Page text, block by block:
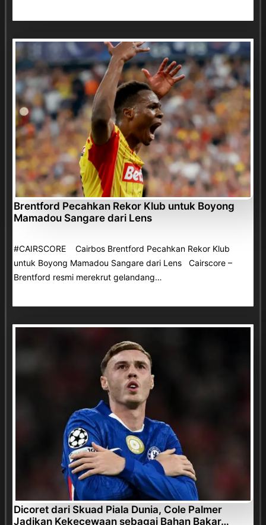
Brentford Pecahkan Rekor Klub untuk Boyong
Mamadou Sangare dari Lens
#CAIRSCORE Cairbos Brentford Pecahkan Rekor Klub
untuk Boyong Mamadou Sangare dari Lens Cairscore –
Brentford resmi merekrut gelandang…
Dicoret dari Skuad Piala Dunia, Cole Palmer
Jadikan Kekecewaan sebagai Bahan Bakar…